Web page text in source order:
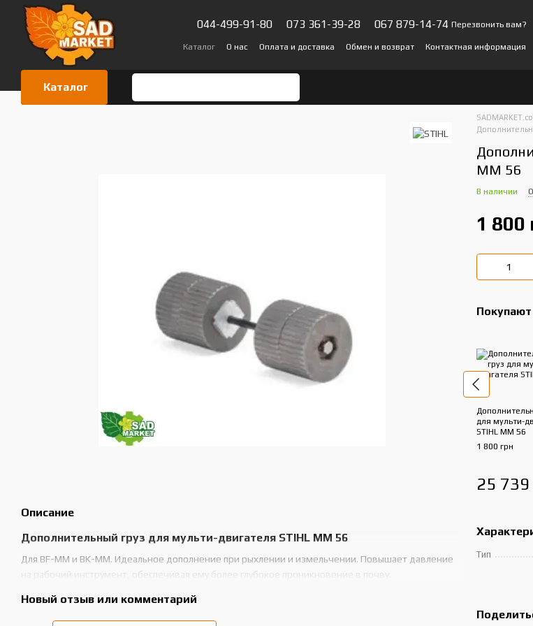
Перейти к основному контенту
044-499-91-80 073 361-39-28 067 879-14-74 Перезвонить вам?
Каталог О нас Оплата и доставка Обмен и возврат Контактная информация
Каталог
Описание
Дополнительный груз для мульти-двигателя STIHL MM 56
Для BF-MM и BK-MM. Идеальное дополнение при рыхлении и измельчении. Повышает давление
на рабочий инструмент, обеспечивая ему более глубокое проникновение в почву.
Новый отзыв или комментарий
MM 56
В наличии
1 800
для мульти-
STIHL MM 56
1 800 грн
25 739
Тип